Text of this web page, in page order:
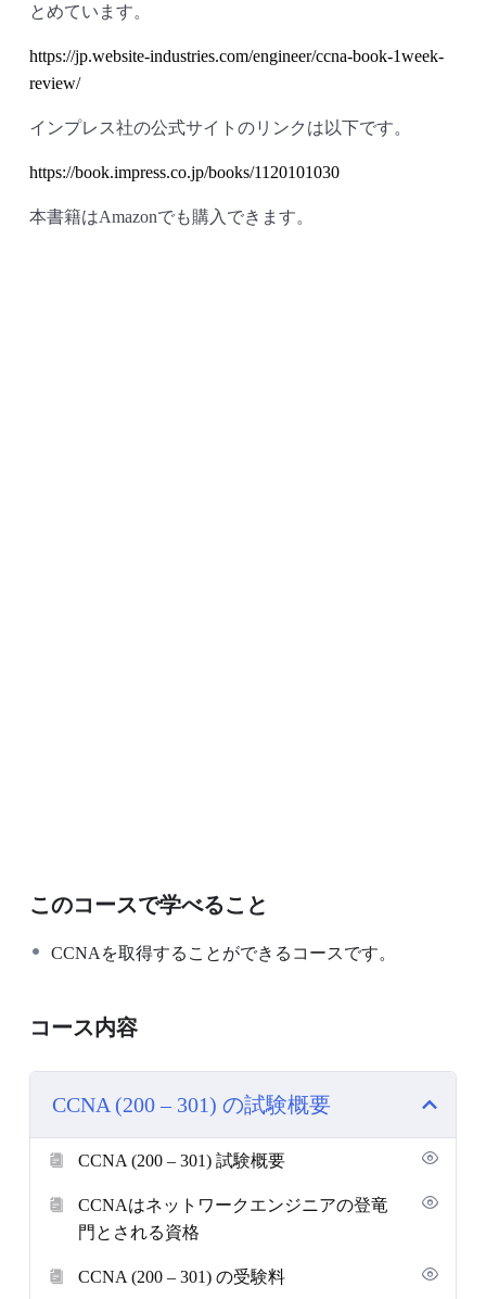
とめています。
https://jp.website-industries.com/engineer/ccna-book-1week-
review/
インプレス社の公式サイトのリンクは以下です。
https://book.impress.co.jp/books/1120101030
本書籍はAmazonでも購入できます。
このコースで学べること
CCNAを取得することができるコースです。
コース内容
CCNA (200 – 301) の試験概要
CCNA (200 – 301) 試験概要
CCNAはネットワークエンジニアの登竜
門とされる資格
CCNA (200 – 301) の受験料